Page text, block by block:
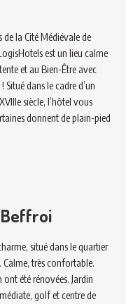
la Cité Médiévale de
est un lieu calme
et au Bien-Être avec
dans le cadre d’un
siècle, l’hôtel vous
donnent de plain-pied
situé dans le quartier
très confortable.
été rénovées. Jardin
golf et centre de